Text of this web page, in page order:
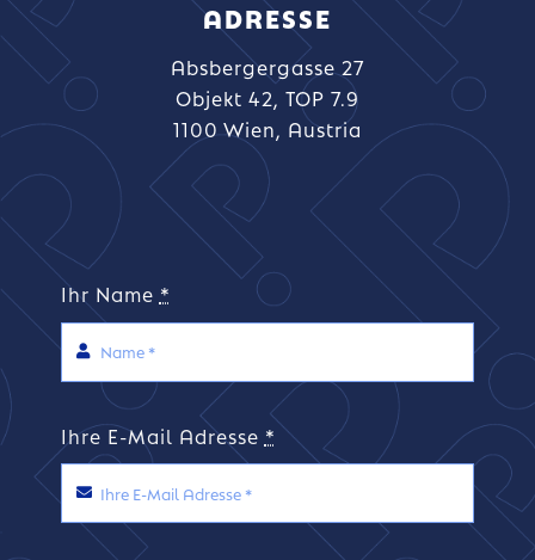
ADRESSE
Absbergergasse 27
Objekt 42, TOP 7.9
1100 Wien, Austria
Ihr Name *
Ihre E-Mail Adresse *